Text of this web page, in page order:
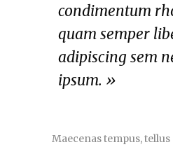
condimentum
quam semper
adipiscing sem
ipsum. »
Maecenas tempus, tellus